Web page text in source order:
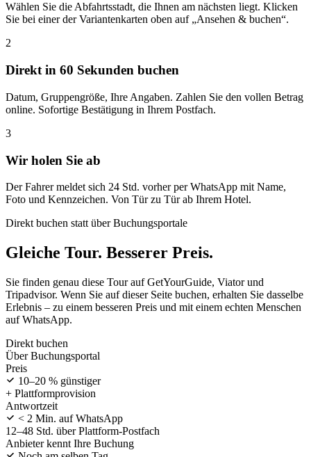
Wählen Sie die Abfahrtsstadt, die Ihnen am nächsten liegt. Klicken
Sie bei einer der Variantenkarten oben auf „Ansehen & buchen“.
2
Direkt in 60 Sekunden buchen
Datum, Gruppengröße, Ihre Angaben. Zahlen Sie den vollen Betrag
online. Sofortige Bestätigung in Ihrem Postfach.
3
Wir holen Sie ab
Der Fahrer meldet sich 24 Std. vorher per WhatsApp mit Name,
Foto und Kennzeichen. Von Tür zu Tür ab Ihrem Hotel.
Direkt buchen statt über Buchungsportale
Gleiche Tour. Besserer Preis.
Sie finden genau diese Tour auf GetYourGuide, Viator und
Tripadvisor. Wenn Sie auf dieser Seite buchen, erhalten Sie dasselbe
Erlebnis – zu einem besseren Preis und mit einem echten Menschen
auf WhatsApp.
Direkt buchen
Über Buchungsportal
Preis
10–20 % günstiger
+ Plattformprovision
Antwortzeit
< 2 Min. auf WhatsApp
12–48 Std. über Plattform-Postfach
Anbieter kennt Ihre Buchung